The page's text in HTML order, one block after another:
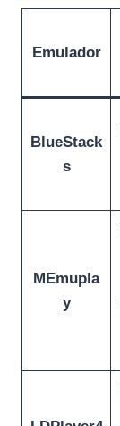
Emulador
BlueStack
s
MEmupla
y